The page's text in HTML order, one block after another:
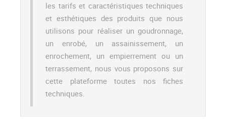
les tarifs et caractéristiques techniques
et esthétiques des produits que nous
utilisons pour réaliser un goudronnage,
un enrobé, un assainissement, un
enrochement, un empierrement ou un
terrassement, nous vous proposons sur
cette plateforme toutes nos fiches
techniques.